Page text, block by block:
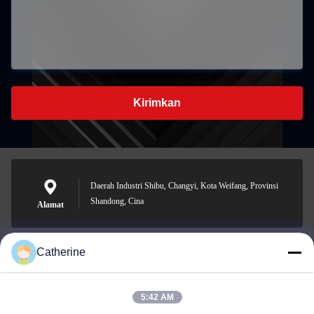
Kirimkan
Alamat
Daerah Industri Shibu, Changyi, Kota Weifang, Provinsi
Shandong, Cina
padraic@huayumachine.cn
Catherine
5:42 AM